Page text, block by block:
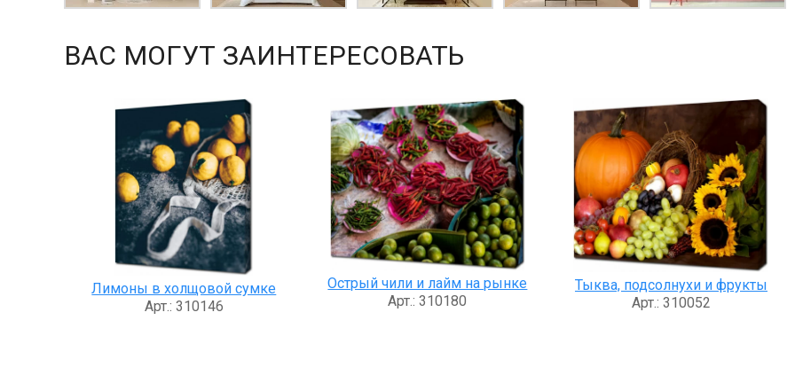
ВАС МОГУТ ЗАИНТЕРЕСОВАТЬ
Лимоны в холщовой сумке
Арт.: 310146
Острый чили и лайм на рынке
Арт.: 310180
Тыква, подсолнухи и фрукты
Арт.: 310052